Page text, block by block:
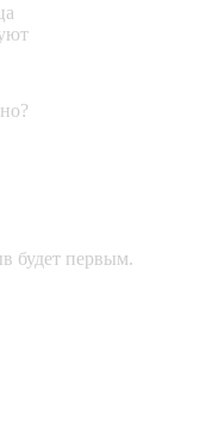
будет первым.